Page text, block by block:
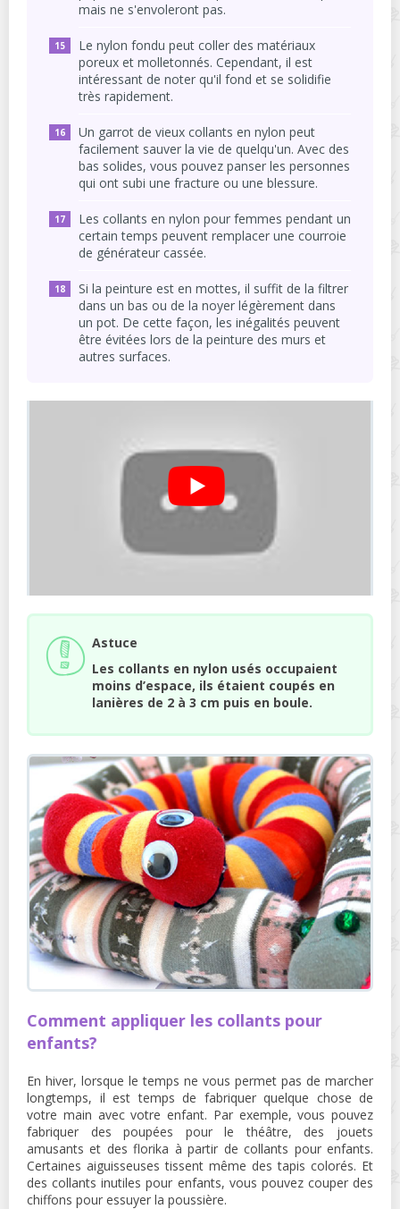
mais ne s'envoleront pas.
Le nylon fondu peut coller des matériaux
poreux et molletonnés. Cependant, il est
intéressant de noter qu'il fond et se solidifie
très rapidement.
Un garrot de vieux collants en nylon peut
facilement sauver la vie de quelqu'un. Avec des
bas solides, vous pouvez panser les personnes
qui ont subi une fracture ou une blessure.
Les collants en nylon pour femmes pendant un
certain temps peuvent remplacer une courroie
de générateur cassée.
Si la peinture est en mottes, il suffit de la filtrer
dans un bas ou de la noyer légèrement dans
un pot. De cette façon, les inégalités peuvent
être évitées lors de la peinture des murs et
autres surfaces.
Astuce
Les collants en nylon usés occupaient
moins d’espace, ils étaient coupés en
lanières de 2 à 3 cm puis en boule.
Comment appliquer les collants pour
enfants?
En hiver, lorsque le temps ne vous permet pas de marcher
longtemps, il est temps de fabriquer quelque chose de
votre main avec votre enfant. Par exemple, vous pouvez
fabriquer des poupées pour le théâtre, des jouets
amusants et des florika à partir de collants pour enfants.
Certaines aiguisseuses tissent même des tapis colorés. Et
des collants inutiles pour enfants, vous pouvez couper des
chiffons pour essuyer la poussière.